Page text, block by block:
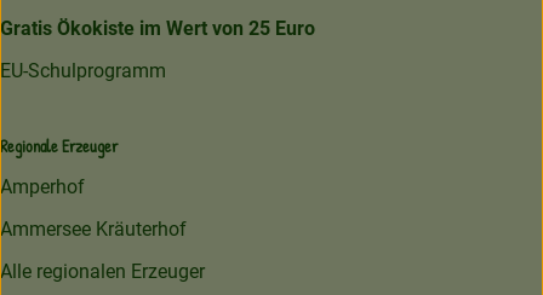
Gratis Ökokiste im Wert von 25 Euro
EU-Schulprogramm
Regionale Erzeuger
Amperhof
Ammersee Kräuterhof
Alle regionalen Erzeuger